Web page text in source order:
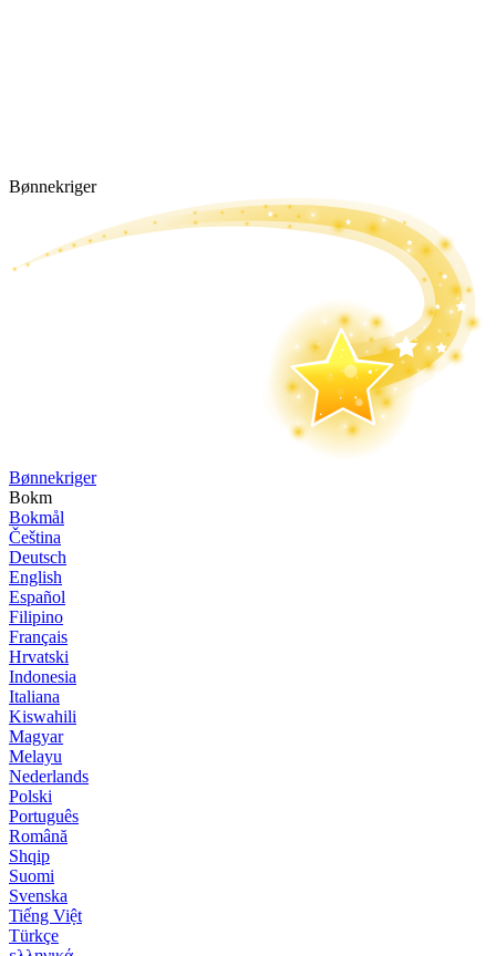
Bønne­kriger
Bønne­kriger
Bokm
Bokmål
Čeština
Deutsch
English
Español
Filipino
Français
Hrvatski
Indonesia
Italiana
Kiswahili
Magyar
Melayu
Nederlands
Polski
Português
Română
Shqip
Suomi
Svenska
Tiếng Việt
Türkçe